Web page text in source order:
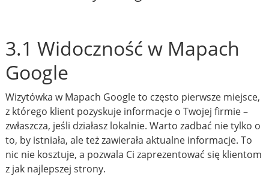
3.1 Widoczność w Mapach
Google
Wizytówka w Mapach Google to często pierwsze miejsce,
z którego klient pozyskuje informacje o Twojej firmie –
zwłaszcza, jeśli działasz lokalnie. Warto zadbać nie tylko o
to, by istniała, ale też zawierała aktualne informacje. To
nic nie kosztuje, a pozwala Ci zaprezentować się klientom
z jak najlepszej strony.